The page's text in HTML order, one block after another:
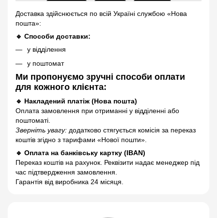
Доставка здійснюється по всій Україні службою «Нова
пошта»:
🔹 Способи доставки:
у відділення
у поштомат
Ми пропонуємо зручні способи оплати
для кожного клієнта:
🔹 Накладений платіж (Нова пошта)
Оплата замовлення при отриманні у відділенні або
поштоматі.
Зверніть увагу: додатково стягується комісія за переказ
коштів згідно з тарифами «Нової пошти».
🔹 Оплата на банківську картку (IBAN)
Переказ коштів на рахунок. Реквізити надає менеджер під
час підтвердження замовлення.
Гарантія від виробника 24 місяця.